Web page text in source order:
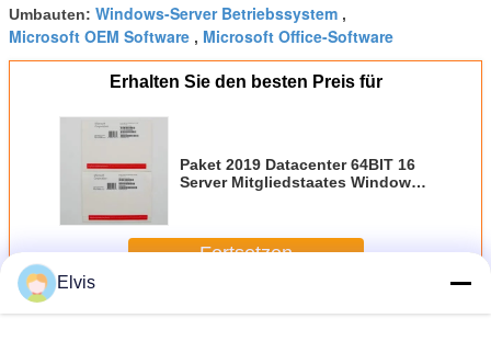
Umbauten: Windows-Server Betriebssystem ,
Microsoft OEM Software , Microsoft Office-Software
Erhalten Sie den besten Preis für
Paket 2019 Datacenter 64BIT 16
Server Mitgliedstaates Windows
Fortsetzen
MehrGewinnserver 2019
Elvis